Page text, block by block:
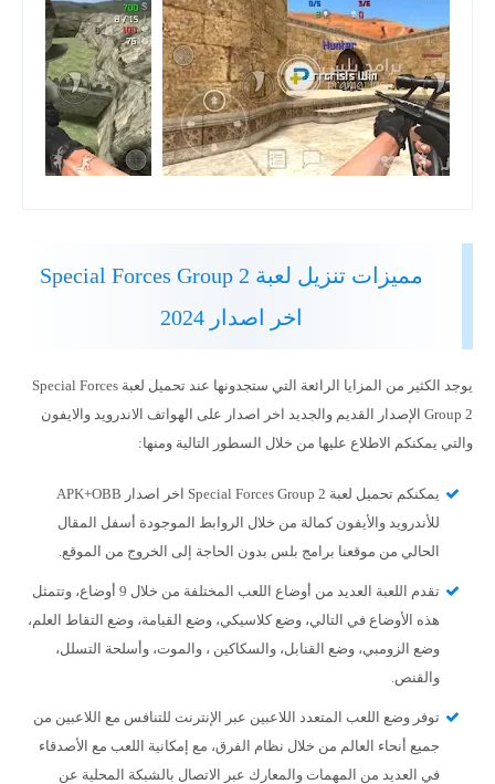
مميزات تنزيل لعبة Special Forces Group 2
اخر اصدار 2024
يوجد الكثير من المزايا الرائعة التي ستجدونها عند تحميل لعبة Special Forces
Group 2 الإصدار القديم والجديد اخر اصدار على الهواتف الاندرويد والايفون
والتي يمكنكم الاطلاع عليها من خلال السطور التالية ومنها:
يمكنكم تحميل لعبة Special Forces Group 2 اخر اصدار APK+OBB
للأندرويد والأيفون كمالة من خلال الروابط الموجودة أسفل المقال
الحالي من موقعنا برامج بلس بدون الحاجة إلى الخروج من الموقع.
تقدم اللعبة العديد من أوضاع اللعب المختلفة من خلال 9 أوضاع، وتتمثل
هذه الأوضاع في التالي، وضع كلاسيكي، وضع القيامة، وضع التقاط العلم،
وضع الزومبي، وضع القنابل، والسكاكين ، والموت، وأسلحة التسلل،
والقنص.
توفر وضع اللعب المتعدد اللاعبين عبر الإنترنت للتنافس مع اللاعبين من
جميع أنحاء العالم من خلال نظام الفرق، مع إمكانية اللعب مع الأصدقاء
في العديد من المهمات والمعارك عبر الاتصال بالشبكة المحلية عن